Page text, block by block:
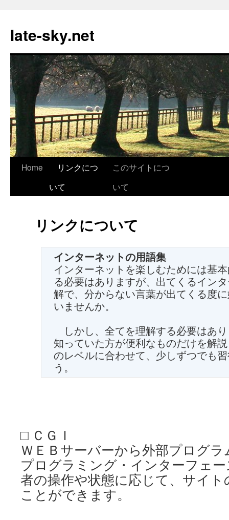
late-sky.net
Skip
Home
リンクにつ
いて
このサイトにつ
いて
リンクについて
インターネットの用語集
インターネットを楽しむためには基
る必要はありますが、出てくるイン
解で、分からない言葉が出てくる度
いませんか。
しかし、全てを理解する必要はあ
知っていた方が便利なものだけを解
のレベルに合わせて、少しずつでも
う。
□ ＣＧＩ
ＷＥＢサーバーから外部プログ
プログラミング・インターフェ
者の操作や状態に応じて、サイ
ことができます。